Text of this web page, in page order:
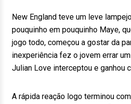
New England teve um leve
pouquinho em pouquinho Maye,
jogo todo, começou a gostar da
inexperiência fez o jovem errar
Julian Love interceptou e ganhou
A rápida reação logo terminou